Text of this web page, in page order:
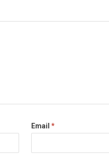
Email *